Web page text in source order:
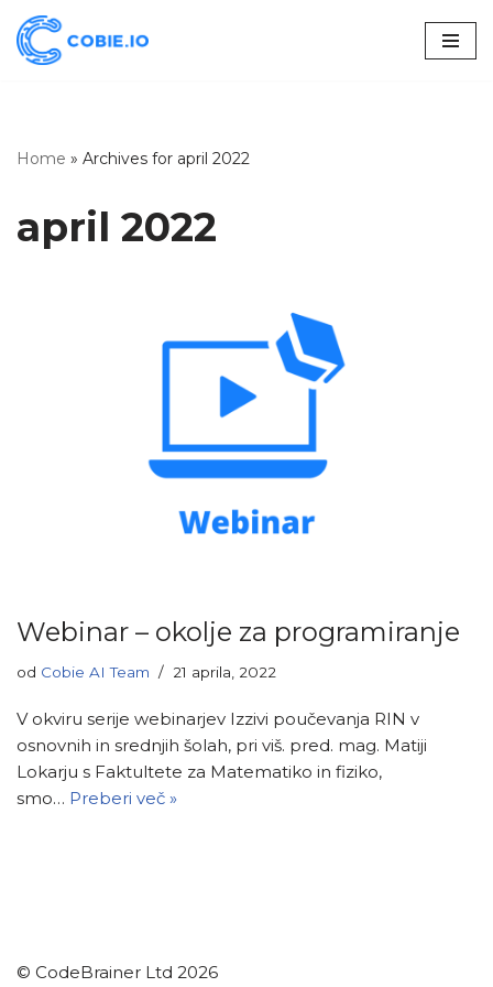
Skoči
Home » Archives for april 2022
april 2022
Webinar – okolje za programiranje
od Cobie AI Team 21 aprila, 2022
V okviru serije webinarjev Izzivi poučevanja RIN v
osnovnih in srednjih šolah, pri viš. pred. mag. Matiji
Lokarju s Faktultete za Matematiko in fiziko,
smo… Preberi več »
© CodeBrainer Ltd 2026